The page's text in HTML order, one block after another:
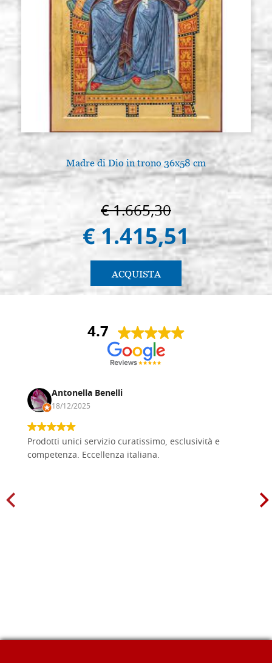
Madre di Dio in trono 36x58 cm
€ 1.665,30
€ 1.415,51
ACQUISTA
4.7
Antonella Benelli
18/12/2025
Prodotti unici servizio curatissimo, esclusività e
competenza. Eccellenza italiana.